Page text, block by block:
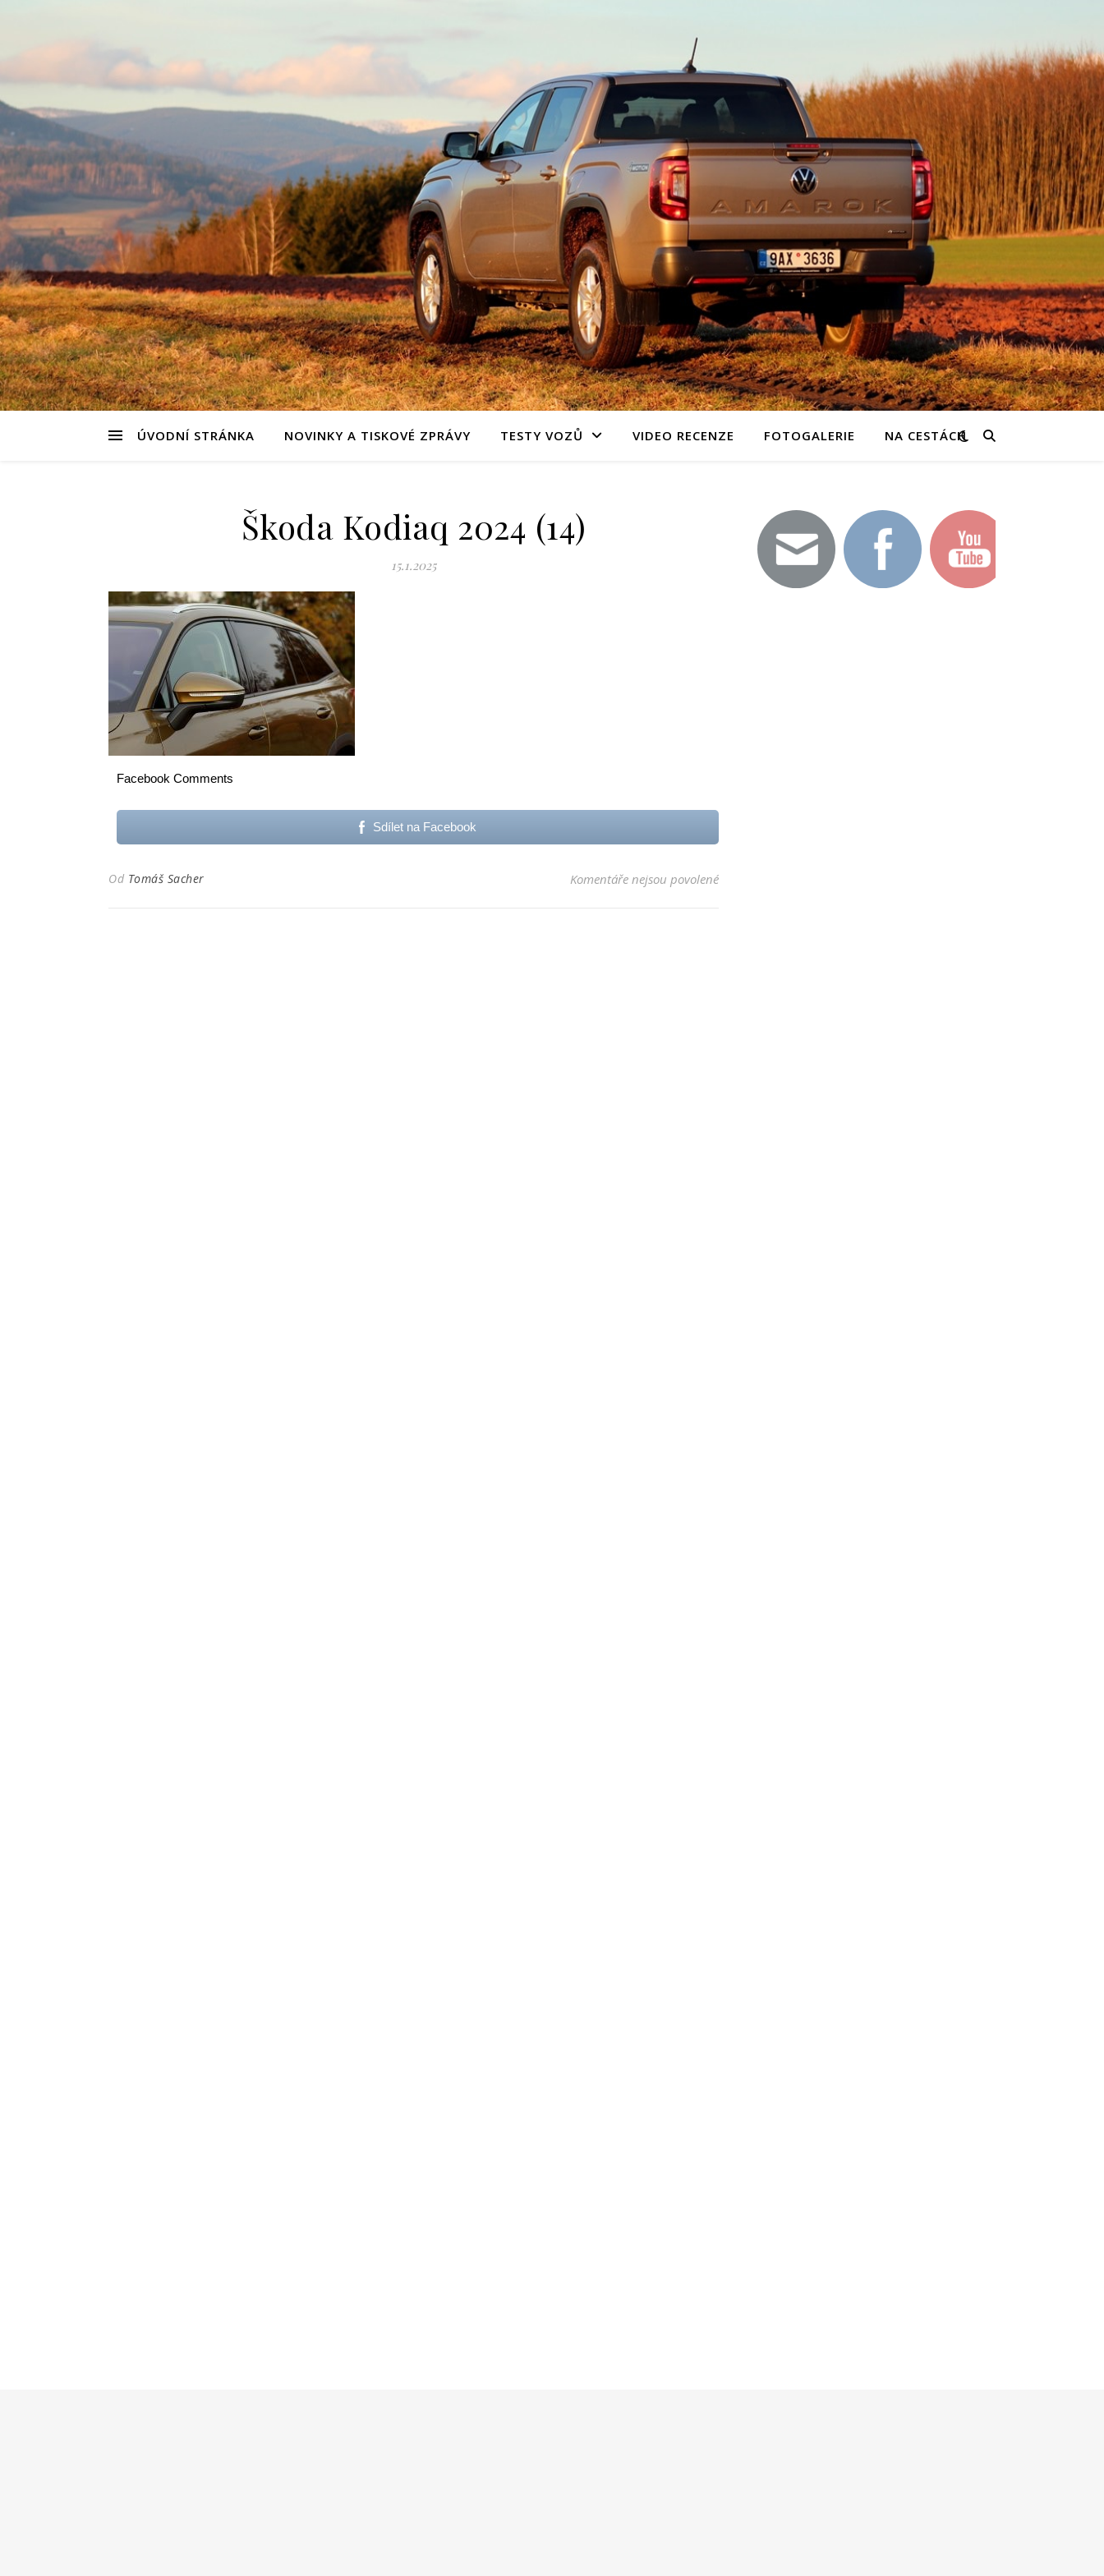
ÚVODNÍ STRÁNKA NOVINKY A TISKOVÉ ZPRÁVY TESTY VOZŮ VIDEO RECENZE FOTOGALERIE NA CESTÁCH
Škoda Kodiaq 2024 (14)
15.1.2025
Facebook Comments
Sdílet na Facebook
Od Tomáš Sacher Komentáře nejsou povolenéu textu s názvem Škoda Kodiaq 2024 (14)